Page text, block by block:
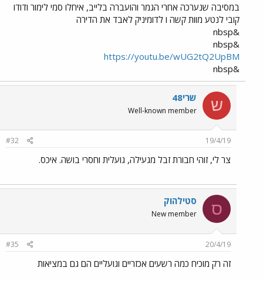
במסיבה שנערכה אחרי הגמר והועברה בלייב, איחלו סמי לימור ודודו
קובי לנטע מוות קשה ו לדומיניק לאבד את הדירה
&nbsp
&nbsp
https://youtu.be/wUG2tQ2UpBM
&nbsp
ש שרי48
Well-known member
19/4/19
#32
צר לי, זוהי חבורת זבל מגעילה, גועלית וחסרי בושה. איכס.
ס סטילהוק
New member
20/4/19
#35
זה רק מוכיח כמה רשעים אכזריים וגועליים הם גם במציאות